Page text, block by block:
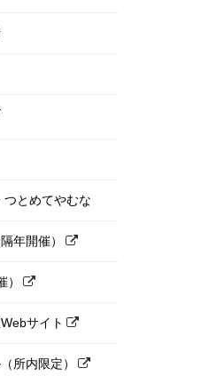
とめてやむな
年開催）
サイト
所内限定）